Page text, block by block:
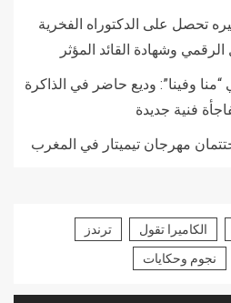
تحصل على الدكتوراه الفخرية
وشهادة القائد المؤثر
وفينا”: وديع حاضر في الذاكرة
فنية جديدة
مهرجان تيميتار في المغرب
الكاميرا تقول
ترندز
نجوم وحكايات